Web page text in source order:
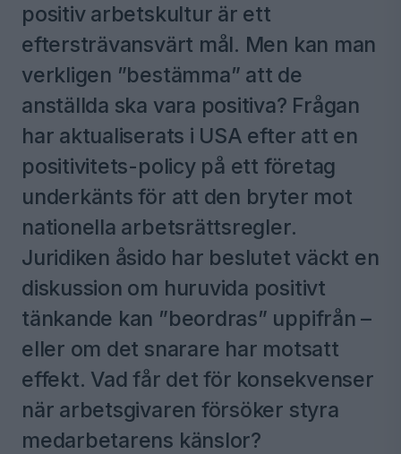
positiv arbetskultur är ett
eftersträvansvärt mål. Men kan man
verkligen ”bestämma” att de
anställda ska vara positiva? Frågan
har aktualiserats i USA efter att en
positivitets-policy på ett företag
underkänts för att den bryter mot
nationella arbetsrättsregler.
Juridiken åsido har beslutet väckt en
diskussion om huruvida positivt
tänkande kan ”beordras” uppifrån –
eller om det snarare har motsatt
effekt. Vad får det för konsekvenser
när arbetsgivaren försöker styra
medarbetarens känslor?